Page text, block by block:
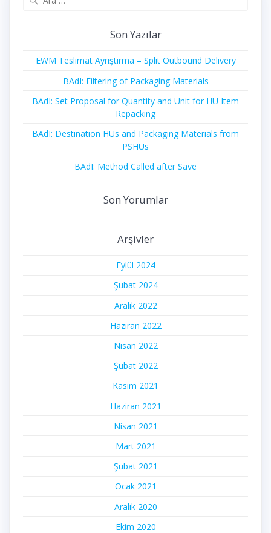
Son Yazılar
EWM Teslimat Ayrıştırma – Split Outbound Delivery
BAdI: Filtering of Packaging Materials
BAdI: Set Proposal for Quantity and Unit for HU Item
Repacking
BAdI: Destination HUs and Packaging Materials from
PSHUs
BAdI: Method Called after Save
Son Yorumlar
Arşivler
Eylül 2024
Şubat 2024
Aralık 2022
Haziran 2022
Nisan 2022
Şubat 2022
Kasım 2021
Haziran 2021
Nisan 2021
Mart 2021
Şubat 2021
Ocak 2021
Aralık 2020
Ekim 2020